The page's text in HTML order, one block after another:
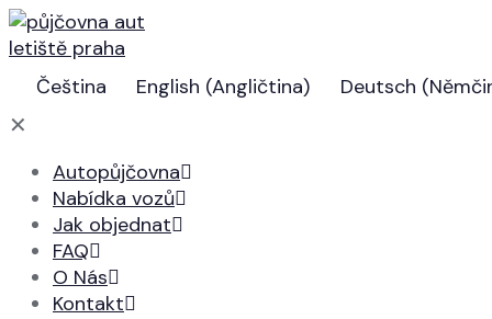
Čeština English (Angličtina) Deutsch (
✕
Autopůjčovna
Nabídka vozů
Jak objednat
FAQ
O Nás
Kontakt